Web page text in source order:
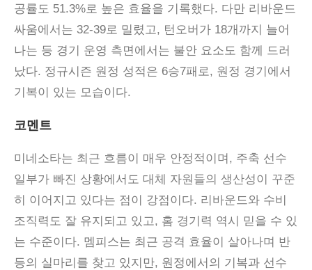
공률도 51.3%로 높은 효율을 기록했다. 다만 리바운드
싸움에서는 32-39로 밀렸고, 턴오버가 18개까지 늘어
나는 등 경기 운영 측면에서는 불안 요소도 함께 드러
났다. 정규시즌 원정 성적은 6승7패로, 원정 경기에서
기복이 있는 모습이다.
코멘트
미네소타는 최근 흐름이 매우 안정적이며 , 주축 선수
일부가 빠진 상황에서도 대체 자원들의 생산성이 꾸준
히 이어지고 있다는 점이 강점이다. 리바운드와 수비
조직력도 잘 유지되고 있고, 홈 경기력 역시 믿을 수 있
는 수준이다. 멤피스는 최근 공격 효율이 살아나며 반
등의 실마리를 찾고 있지만, 원정에서의 기복과 선수